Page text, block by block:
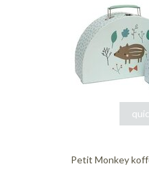
Petit Monkey